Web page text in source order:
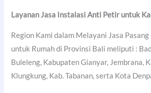
Layanan Jasa Instalasi Anti Petir untuk
Region Kami dalam Melayani Jasa
untuk Rumah di Provinsi Bali meliputi :
Buleleng, Kabupaten Gianyar, Jembrana,
Klungkung, Kab. Tabanan, serta Kota